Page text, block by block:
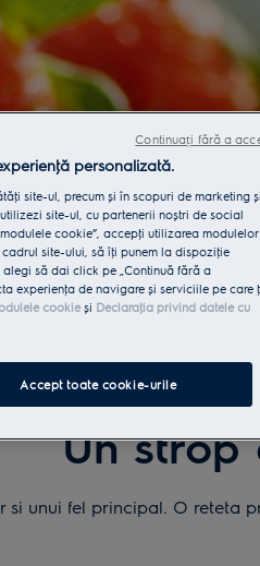
PASTE
Un strop
unui fel principal. O reteta
personalizată.
site-ul, precum și în scopuri de marketing și
site-ul, cu partenerii noștri de social
cookie”, accepţi utilizarea modulelor
cadrul site-ului, să îţi punem la dispoziţie
să dai click pe „Continuă fără a
experienţa de navigare și serviciile pe care
cookieși Declaraţia privind datele cu
Accept toate cookie-urile
Continuați fără a